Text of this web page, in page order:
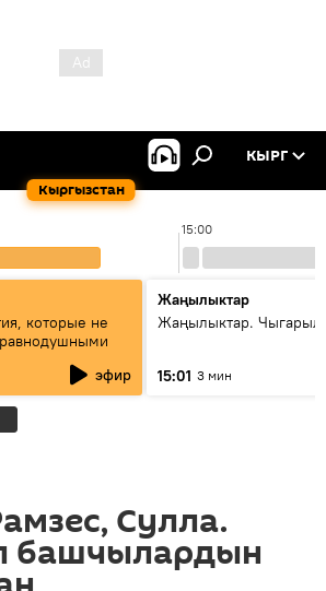
Кыргызстан
КЫРГ
15:00
которые не
эфир
Жаңылыктар
Жаңылыктар.
15:01 3 мин
Сулла.
башчылардын